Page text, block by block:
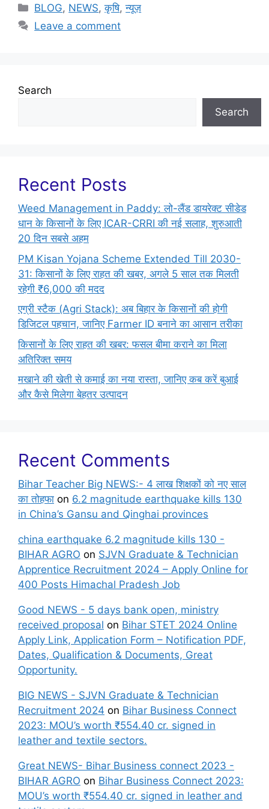
BLOG, NEWS,कृषि,न्यूज़
Leave a comment
Search
Search
Recent Posts
Weed Management in Paddy: लो-लैंड डायरेक्ट सीडेड
धान के किसानों के लिए ICAR-CRRI की नई सलाह, शुरुआती
20 दिन सबसे अहम
PM Kisan Yojana Scheme Extended Till 2030-
31: किसानों के लिए राहत की खबर, अगले 5 साल तक मिलती
रहेगी ₹6,000 की मदद
एग्री स्टैक (Agri Stack): अब बिहार के किसानों की होगी
डिजिटल पहचान, जानिए Farmer ID बनाने का आसान तरीका
किसानों के लिए राहत की खबर: फसल बीमा कराने का मिला
अतिरिक्त समय
मखाने की खेती से कमाई का नया रास्ता, जानिए कब करें बुआई
और कैसे मिलेगा बेहतर उत्पादन
Recent Comments
Bihar Teacher Big NEWS:- 4 लाख शिक्षकों को नए साल
का तोहफा on 6.2 magnitude earthquake kills 130
in China’s Gansu and Qinghai provinces
china earthquake 6.2 magnitude kills 130 -
BIHAR AGRO on SJVN Graduate & Technician
Apprentice Recruitment 2024 – Apply Online for
400 Posts Himachal Pradesh Job
Good NEWS - 5 days bank open, ministry
received proposal on Bihar STET 2024 Online
Apply Link, Application Form – Notification PDF,
Dates, Qualification & Documents, Great
Opportunity.
BIG NEWS - SJVN Graduate & Technician
Recruitment 2024 on Bihar Business Connect
2023: MOU’s worth ₹554.40 cr. signed in
leather and textile sectors.
Great NEWS- Bihar Business connect 2023 -
BIHAR AGRO on Bihar Business Connect 2023:
MOU’s worth ₹554.40 cr. signed in leather and